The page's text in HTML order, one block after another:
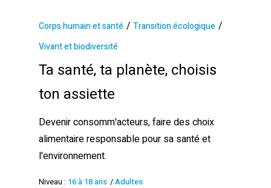
Corps humain et santé / Transition écologique /
Vivant et biodiversité
Ta santé, ta planète, choisis
ton assiette
Devenir consomm'acteurs, faire des choix
alimentaire responsable pour sa santé et
l'environnement.
Niveau : 16 à 18 ans /Adultes